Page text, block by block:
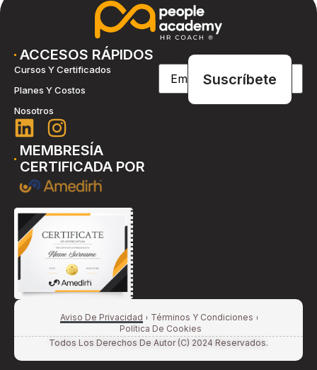
MEMBRESÍA
CERTIFICADA POR
ACCESOS RÁPIDOS
Cursos Y Certificados
Planes Y Costos
Nosotros
(Obligatorio)
Aviso De Privacidad
Términos Y Condiciones
Política De Cookies
Todos Los Derechos De Autor (c) 2024 Reservados.